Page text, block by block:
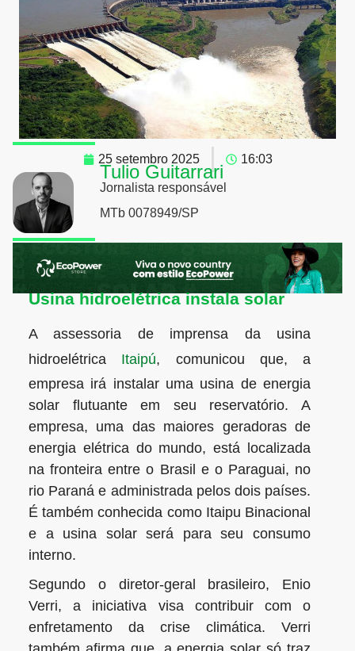
25 setembro 2025 16:03
Tulio Guitarrari
Jornalista responsável
MTb 0078949/SP
Usina hidroelétrica instala solar
A assessoria de imprensa da usina
hidroelétrica Itaipú, comunicou que, a
empresa irá instalar uma usina de energia
solar flutuante em seu reservatório. A
empresa, uma das maiores geradoras de
energia elétrica do mundo, está localizada
na fronteira entre o Brasil e o Paraguai, no
rio Paraná e administrada pelos dois países.
É também conhecida como Itaipu Binacional
e a usina solar será para seu consumo
interno.
Segundo o diretor-geral brasileiro, Enio
Verri, a iniciativa visa contribuir com o
enfretamento da crise climática. Verri